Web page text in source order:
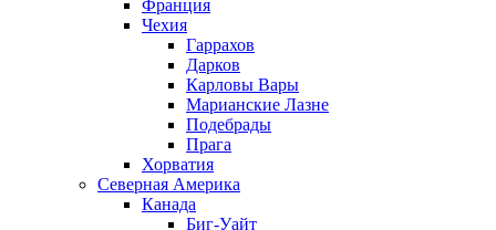
Франция
Чехия
Гаррахов
Дарков
Карловы Вары
Марианские Лазне
Подебрады
Прага
Хорватия
Северная Америка
Канада
Биг-Уайт